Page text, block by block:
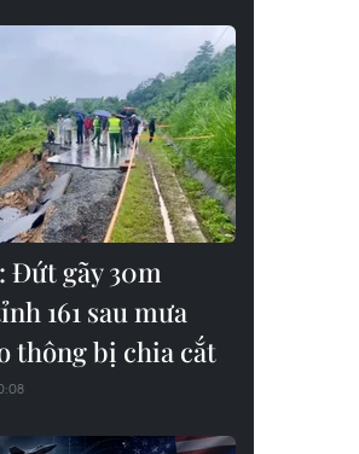
Đứt gãy 30m
161 sau mưa
thông bị chia cắt